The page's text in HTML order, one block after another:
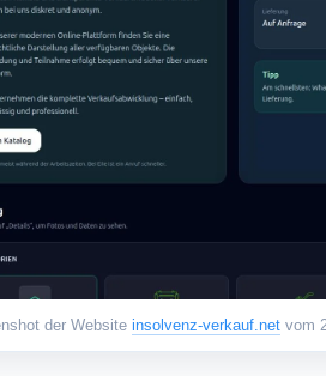
der Website insolvenz-verkauf.netvom